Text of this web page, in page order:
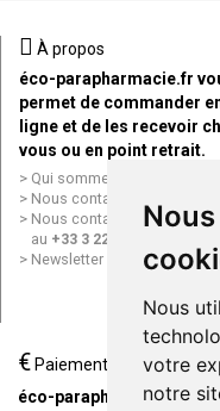
Nous
votre
notre
À propos
éco-parapharmacie.fr
permet de commander
ligne et de les recevoir
vous ou en point retrait.
Qui sommes nous ?
Nous contacter par e-mail
Nous contacter par
au +33 3 22 71 64 10
Newsletter
€ Paiement
éco-parapharmacie.fr